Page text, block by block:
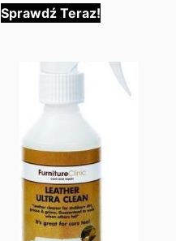
Sprawdź Teraz!